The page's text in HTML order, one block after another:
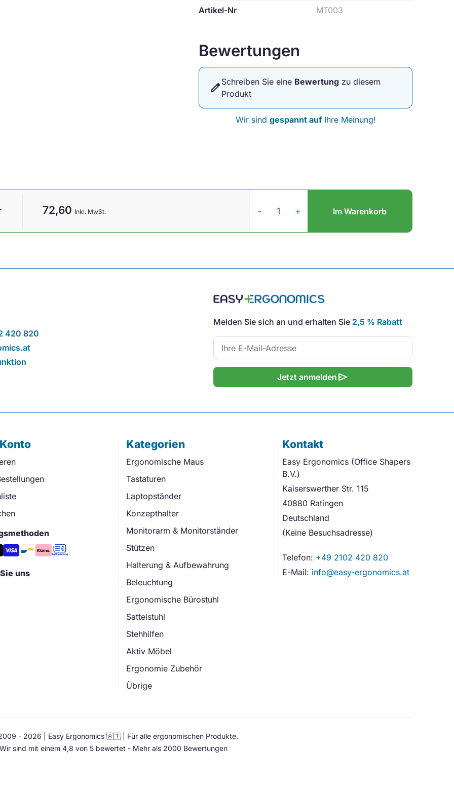
Artikel-Nr
MT003
Bewertungen
edit Schreiben Sie eine Bewertung zu diesem
Produkt
Wir sind gespannt aufIhre Meinung!
72,60 Inkl. MwSt.
Mini-
- + Im Warenkorb
420 820
Melden Sie sich an und erhalten Sie 2,5 % Rabatt
Jetzt anmelden send
uns
Kategorien
Ergonomische Maus
Tastaturen
Laptopständer
Konzepthalter
Monitorarm & Monitorständer
Stützen
Halterung & Aufbewahrung
Beleuchtung
Ergonomische Bürostuhl
Sattelstuhl
Stehhilfen
Aktiv Möbel
Ergonomie Zubehör
Übrige
Kontakt
Easy Ergonomics (Office Shapers
B.V.)
Kaiserswerther Str. 115
40880 Ratingen
Deutschland
(Keine Besuchsadresse)
Telefon: +49 2102 420 820
E-Mail: info@easy-ergonomics.at
- 2026 | Easy Ergonomics 🇦🇹 | Für alle ergonomischen Produkte.
Wir sind mit einem 4,8 von 5 bewertet - Mehr als 2000 Bewertungen